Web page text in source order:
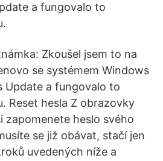
a fungovalo to
Zkoušel jsem to na
se systémem Windows
Update a fungovalo to
Reset hesla Z obrazovky
zapomenete heslo svého
se již obávat, stačí jen
uvedených níže a